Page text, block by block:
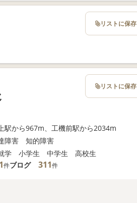
リストに保存
駅から967m、工機前駅から2034m
障害 知的障害
学 小学生 中学生 高校生
1件ブログ 311件
リストに保存